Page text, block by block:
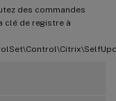
des commandes
clé de registre à